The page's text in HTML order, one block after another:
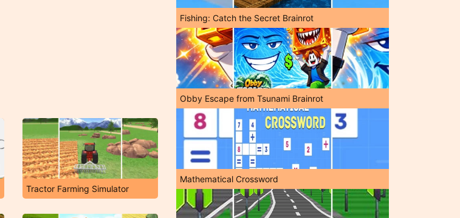
Tractor Farming Simulator
Fishing: Catch the Secret Brainrot
Obby Escape from Tsunami Brainrot
Mathematical Crossword